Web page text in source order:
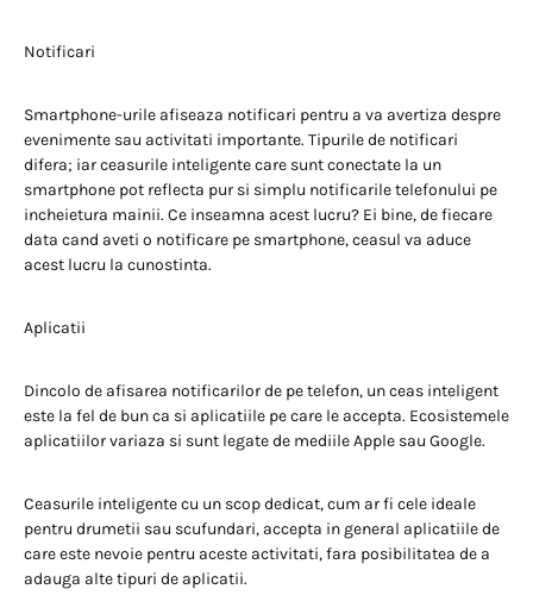
Notificari
Smartphone-urile afiseaza notificari pentru a va avertiza despre
evenimente sau activitati importante. Tipurile de notificari
difera; iar ceasurile inteligente care sunt conectate la un
smartphone pot reflecta pur si simplu notificarile telefonului pe
incheietura mainii. Ce inseamna acest lucru? Ei bine, de fiecare
data cand aveti o notificare pe smartphone, ceasul va aduce
acest lucru la cunostinta.
Aplicatii
Dincolo de afisarea notificarilor de pe telefon, un ceas inteligent
este la fel de bun ca si aplicatiile pe care le accepta. Ecosistemele
aplicatiilor variaza si sunt legate de mediile Apple sau Google.
Ceasurile inteligente cu un scop dedicat, cum ar fi cele ideale
pentru drumetii sau scufundari, accepta in general aplicatiile de
care este nevoie pentru aceste activitati, fara posibilitatea de a
adauga alte tipuri de aplicatii.